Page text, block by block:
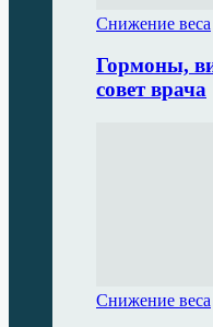
Снижение веса
Гормоны,
совет врача
Снижение веса